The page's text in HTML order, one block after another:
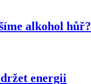
alkohol hůř?
energii